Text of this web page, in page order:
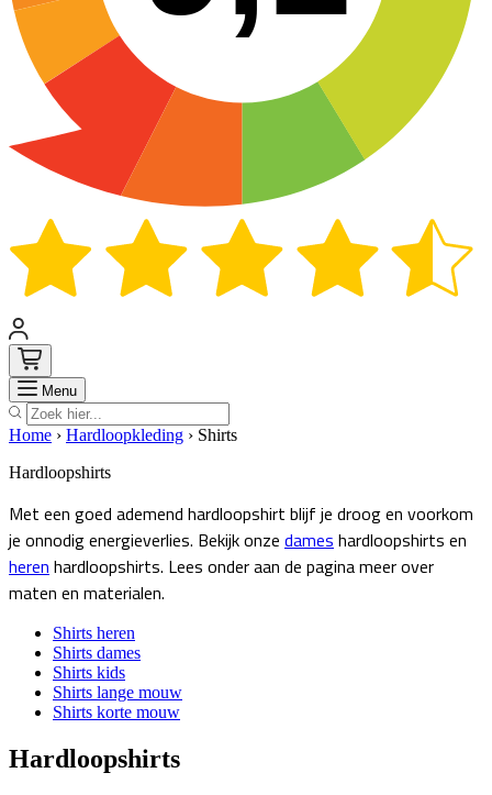
Menu Zoek
Home › Hardloopkleding › Shirts
Hardloopshirts
Met een goed ademend hardloopshirt blijf je droog en voorkom
je onnodig energieverlies. Bekijk onze dames hardloopshirts en
heren hardloopshirts. Lees onder aan de pagina meer over
maten en materialen.
Shirts heren
Shirts dames
Shirts kids
Shirts lange mouw
Shirts korte mouw
Hardloopshirts